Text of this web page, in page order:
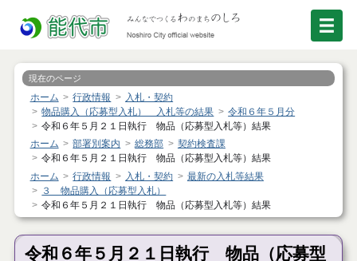
現在のページ
ホーム 行政情報
入札・契約
物品購入（応募型入札） 入札等の結果
令和６年５月分
令和６年５月２１日執行 物品（応募型入札等）結果
ホーム
部署別案内 総務部
契約検査課
令和６年５月２１日執行 物品（応募型入札等）結果
ホーム
行政情報 入札・契約
最新の入札等結果
３ 物品購入（応募型入札）
令和６年５月２１日執行 物品（応募型入札等）結果
令和６年５月２１日執行 物品（応募型